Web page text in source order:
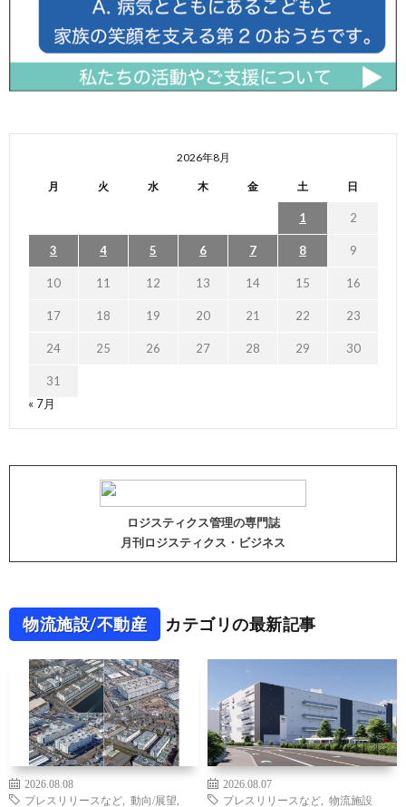
2026年8月
月 火 水 木 金 土 日
1 2
3 4 5 6 7 8 9
10 11 12 13 14 15 16
17 18 19 20 21 22 23
24 25 26 27 28 29 30
31
« 7月
ロジスティクス管理の専門誌
月刊ロジスティクス・ビジネス
物流施設/不動産 カテゴリの最新記事
2026.08.08
プレスリリースなど
動向/展望
2026.08.07
プレスリリースなど
物流施設